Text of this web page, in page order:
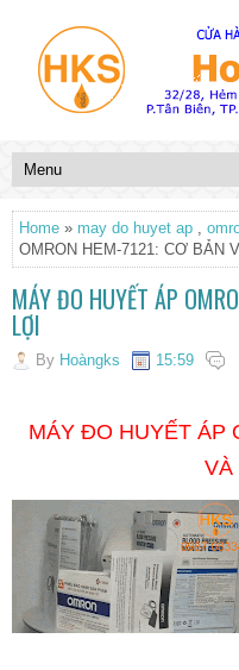
Home » may do huyet ap ,
OMRON HEM-7121: CƠ BẢN
MÁY ĐO HUYẾT ÁP
LỢI
By Hoàngks 15:59
MÁY ĐO HUYẾT ÁP
VÀ